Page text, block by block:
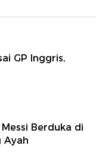
GP Inggris,
Berduka di
Ayah